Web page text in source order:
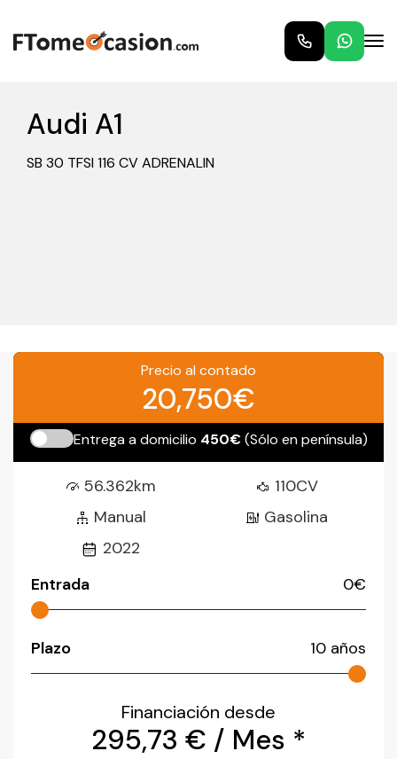
Audi A1
SB 30 TFSI 116 CV ADRENALIN
Precio al contado
20,750€
Entrega a domicilio 450€(Sólo en península)
56.362km
110CV
Manual
Gasolina
2022
Entrada
0€
Plazo 10 años
Financiación desde
295,73 € / Mes *